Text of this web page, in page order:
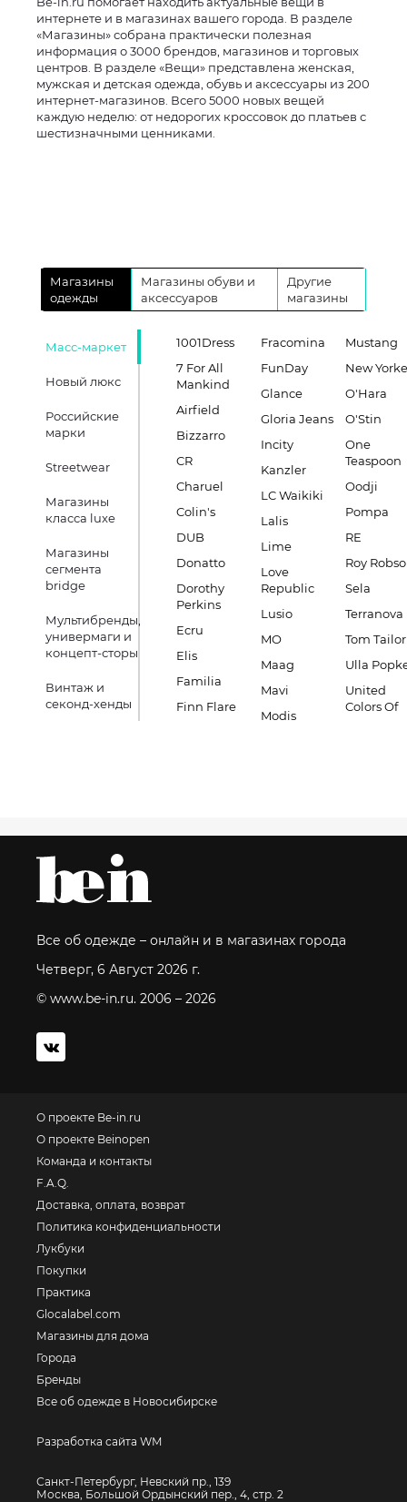
интернете и в магазинах вашего города. В разделе
«Магазины» собрана практически полезная
информация о 3000 брендов, магазинов и торговых
центров. В разделе «Вещи» представлена женская,
мужская и детская одежда, обувь и аксессуары из 200
интернет-магазинов. Всего 5000 новых вещей
каждую неделю: от недорогих кроссовок до платьев с
шестизначными ценниками.
Магазины
одежды
Магазины обуви и
аксессуаров
Другие
магазины
Масс-маркет
Новый люкс
Российские
марки
Streetwear
Магазины
класса luxe
Магазины
сегмента
bridge
Мультибренды,
универмаги и
концепт-сторы
Винтаж и
секонд-хенды
1001Dress
7 For All
Mankind
Airfield
Bizzarro
CR
Charuel
Colin's
DUB
Donatto
Dorothy
Perkins
Ecru
Elis
Familia
Finn Flare
Fracomina
FunDay
Glance
Gloria Jeans
Incity
Kanzler
LC Waikiki
Lalis
Lime
Love
Republic
Lusio
MO
Maag
Mavi
Modis
Mustang
New
O'Hara
O'Stin
One
Teaspoon
Oodji
Pompa
RE
Roy
Sela
Terranova
Tom Tailor
Ulla
United
Colors Of
Все об одежде – онлайн и в магазинах города
Четверг, 6 Август 2026 г.
© www.be-in.ru. 2006 – 2026
О проекте Be-in.ru
О проекте Beinopen
Команда и контакты
F.A.Q.
Доставка, оплата, возврат
Политика конфиденциальности
Лукбуки
Покупки
Практика
Glocalabel.com
Магазины для дома
Города
Бренды
Все об одежде в Новосибирске
Разработка сайта WM
Санкт-Петербург, Невский пр., 139
Москва, Большой Ордынский пер., 4, стр. 2